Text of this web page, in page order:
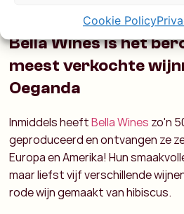
Cookie Policy
Bella Wines is het
meest verkochte
Oeganda
Inmiddels heeftBella Wines zo'n
geproduceerd en ontvangen ze
Europa en Amerika! Hun
maar liefst vijf verschillende
rode wijn gemaakt van hibiscus.